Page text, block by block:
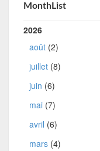
MonthList
2026
août (2)
juillet (8)
juin (6)
mai (7)
avril (6)
mars (4)